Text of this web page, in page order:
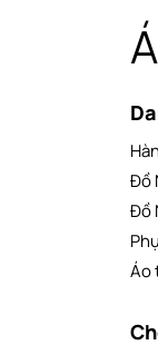
Đồ
Đồ
Áo